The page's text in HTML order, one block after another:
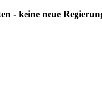
- keine neue